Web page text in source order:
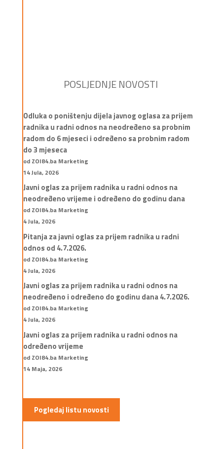
POSLJEDNJE NOVOSTI
Odluka o poništenju dijela javnog oglasa za prijem
radnika u radni odnos na neodređeno sa probnim
radom do 6 mjeseci i određeno sa probnim radom
do 3 mjeseca
od ZOI84.ba Marketing
14 Jula, 2026
Javni oglas za prijem radnika u radni odnos na
neodređeno vrijeme i određeno do godinu dana
od ZOI84.ba Marketing
4 Jula, 2026
Pitanja za javni oglas za prijem radnika u radni
odnos od 4.7.2026.
od ZOI84.ba Marketing
4 Jula, 2026
Javni oglas za prijem radnika u radni odnos na
neodređeno i određeno do godinu dana 4.7.2026.
od ZOI84.ba Marketing
4 Jula, 2026
Javni oglas za prijem radnika u radni odnos na
određeno vrijeme
od ZOI84.ba Marketing
14 Maja, 2026
Pogledaj listu novosti